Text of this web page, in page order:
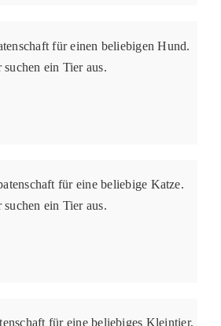
für einen beliebigen Hund.
suchen ein Tier aus.
für eine beliebige Katze.
suchen ein Tier aus.
für eine beliebiges Kleintier,